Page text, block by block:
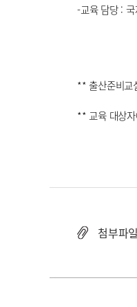
-교육 담당 :
** 출산준비교
** 교육 대상
첨부파일